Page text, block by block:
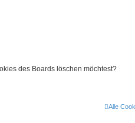
des Boards löschen möchtest?
Alle